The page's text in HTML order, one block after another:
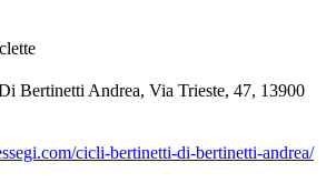
Bertinetti Andrea, Via Trieste, 47, 13900
cicli-bertinetti-di-bertinetti-andrea/